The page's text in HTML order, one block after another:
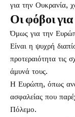
για την Ουκρανία,
Οι φόβοι
Όμως για την
Είναι η ψυχρή
προτεραιότητα τις
άμυνά τους.
Η Ευρώπη, όπως
ασφαλείας που
Πόλεμο.